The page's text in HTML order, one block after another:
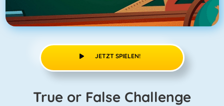
JETZT SPIELEN!
True or False Challenge